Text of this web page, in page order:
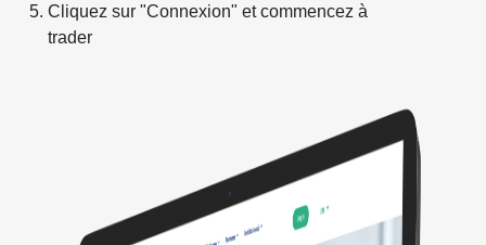
Cliquez sur "Connexion" et commencez à
trader